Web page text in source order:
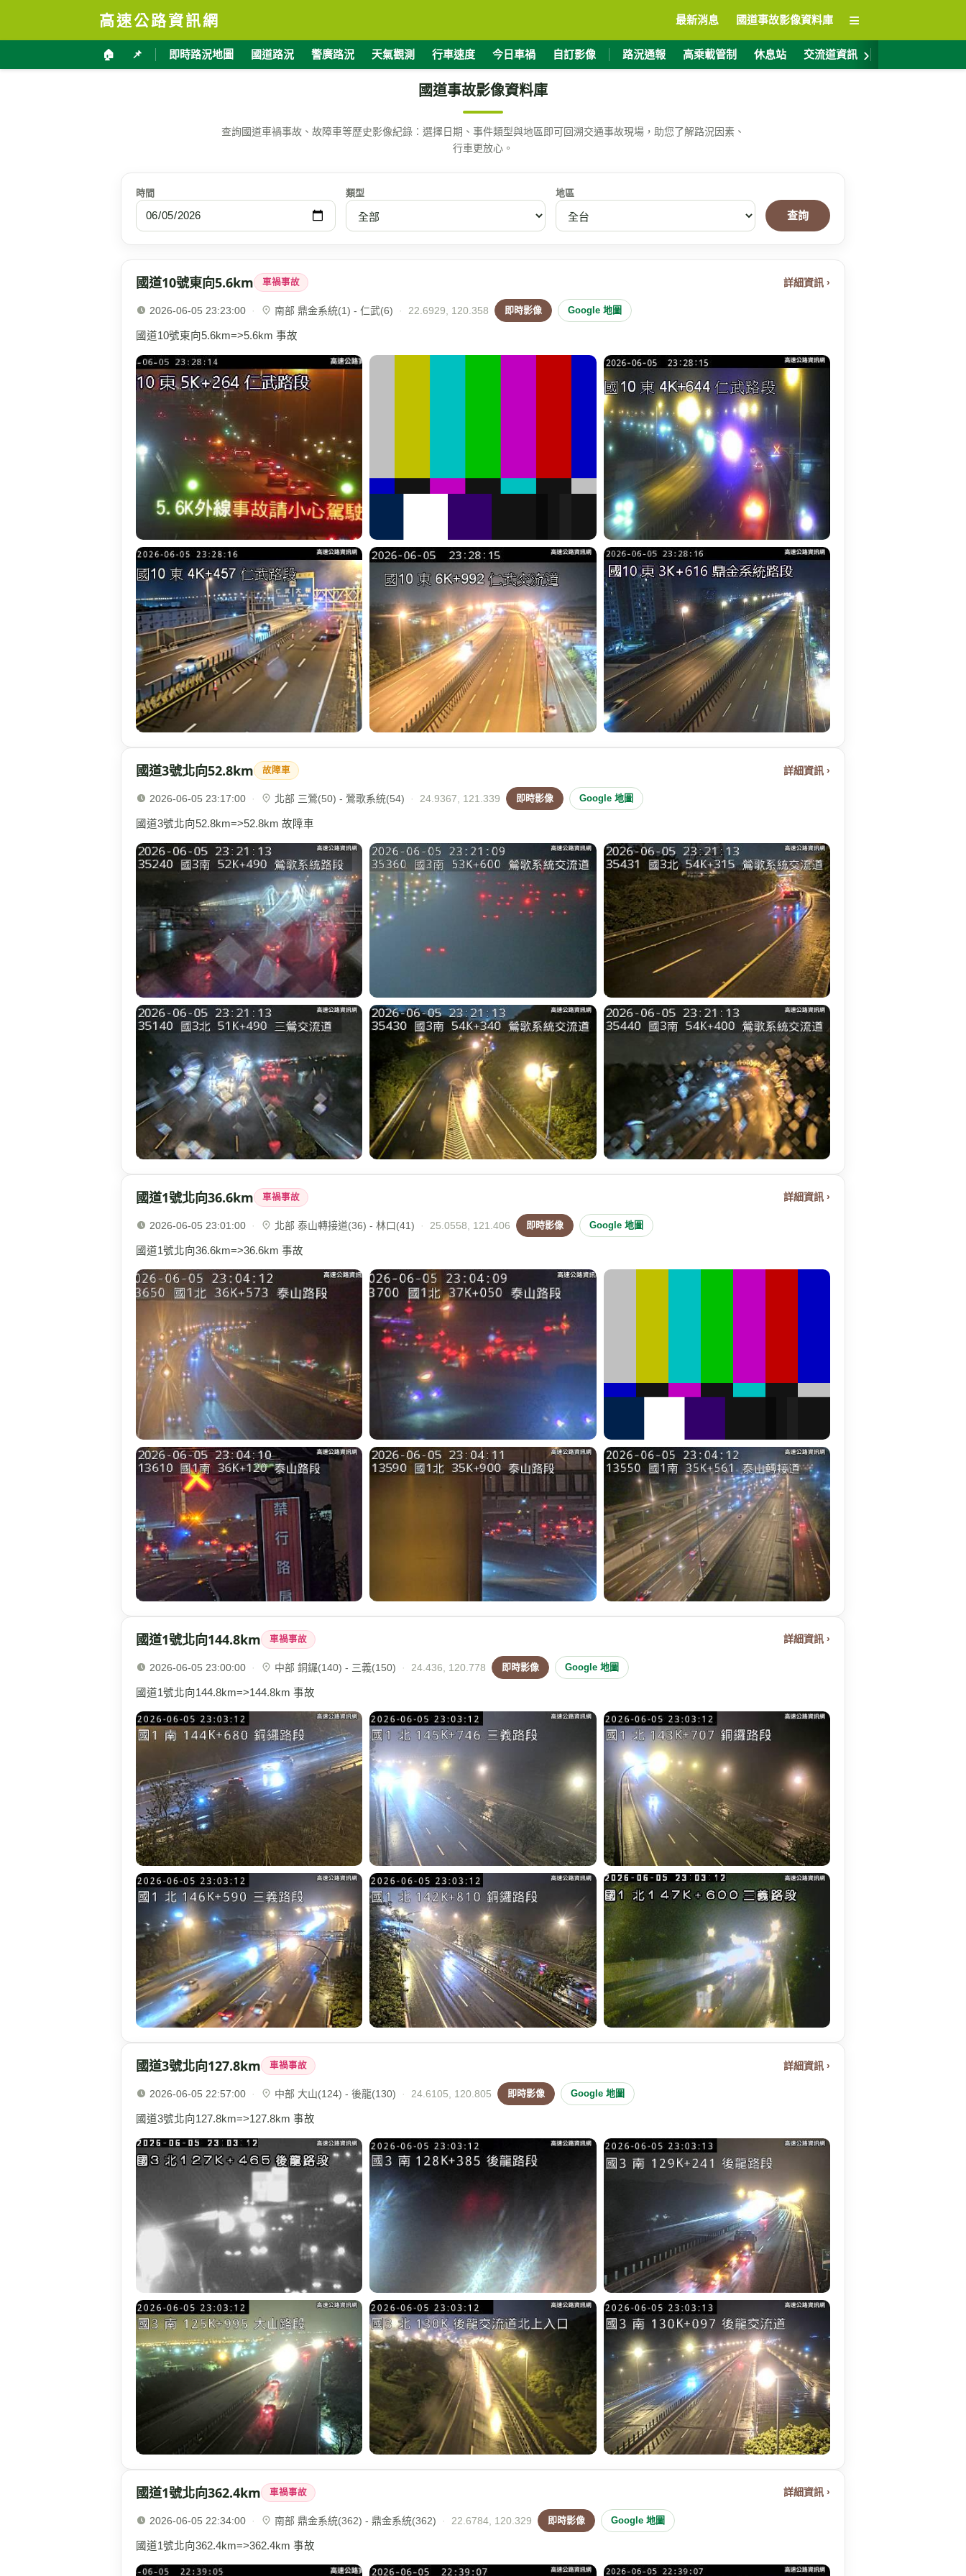
高速公路資訊網 最新消息 國道事故影像資料庫 ≡
🏠 📌 即時路況地圖 國道路況 警廣路況 天氣觀測 行車速度 今日車禍 自訂影像 路況通報 高乘載管制 休息站 交流道資訊 ›
國道事故影像資料庫
查詢國道車禍事故、故障車等歷史影像紀錄：選擇日期、事件類型與地區即可回溯交通事故現場，助您了解路況因素、
行車更放心。
時間 類型 地區
查詢
國道10號東向5.6km 車禍事故 詳細資訊 ›
2026-06-05 23:23:00 · 南部 鼎金系統(1) - 仁武(6) · 22.6929, 120.358 即時影像 Google 地圖
國道10號東向5.6km=>5.6km 事故
國道3號北向52.8km 故障車 詳細資訊 ›
2026-06-05 23:17:00 · 北部 三鶯(50) - 鶯歌系統(54) · 24.9367, 121.339 即時影像 Google 地圖
國道3號北向52.8km=>52.8km 故障車
國道1號北向36.6km 車禍事故 詳細資訊 ›
2026-06-05 23:01:00 · 北部 泰山轉接道(36) - 林口(41) · 25.0558, 121.406 即時影像 Google 地圖
國道1號北向36.6km=>36.6km 事故
國道1號北向144.8km 車禍事故 詳細資訊 ›
2026-06-05 23:00:00 · 中部 銅鑼(140) - 三義(150) · 24.436, 120.778 即時影像 Google 地圖
國道1號北向144.8km=>144.8km 事故
國道3號北向127.8km 車禍事故 詳細資訊 ›
2026-06-05 22:57:00 · 中部 大山(124) - 後龍(130) · 24.6105, 120.805 即時影像 Google 地圖
國道3號北向127.8km=>127.8km 事故
國道1號北向362.4km 車禍事故 詳細資訊 ›
2026-06-05 22:34:00 · 南部 鼎金系統(362) - 鼎金系統(362) · 22.6784, 120.329 即時影像 Google 地圖
國道1號北向362.4km=>362.4km 事故